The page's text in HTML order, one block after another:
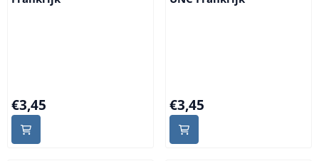
Prijs: 3,45
€3,45 Prijs: 3,45
€3,45